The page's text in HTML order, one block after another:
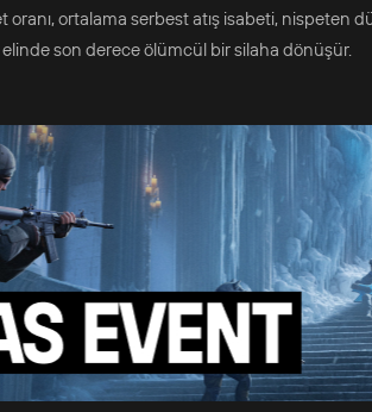
ortalama serbest atış isabeti, nispeten
son derece ölümcül bir silaha dönüşür.